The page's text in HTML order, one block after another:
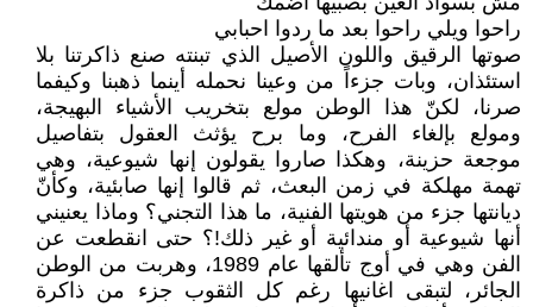
راحوا ويلي راحوا بعد ما ردوا احبابي
صوتها الرقيق واللون الأصيل الذي تبنته صنع ذاكرتنا بلا
استئذان، وبات جزءاً من وعينا نحمله أينما ذهبنا وكيفما
صرنا، لكنّ هذا الوطن مولع بتخريب الأشياء البهيجة،
ومولع بإلغاء الفرح، وما برح يؤثث العقول بتفاصيل
موجعة حزينة، وهكذا صاروا يقولون إنها شيوعية، وهي
تهمة مهلكة في زمن البعث، ثم قالوا إنها صابئية، وكأنّ
ديانتها جزء من هويتها الفنية، ما هذا التجني؟ وماذا يعنيني
أنها شيوعية أو مندائية أو غير ذلك!؟ حتى انقطعت عن
الفن وهي في أوج تألقها عام 1989، وهربت من الوطن
الجائر، لتبقى اغانيها رغم كل الثقوب جزء من ذاكرة